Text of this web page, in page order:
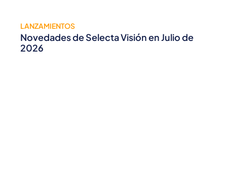
LANZAMIENTOS
Novedades de Selecta Visión en Julio de
2026